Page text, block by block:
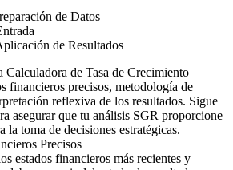
de Datos
de Resultados
de Tasa de Crecimiento
financieros precisos, metodología de
reflexiva de los resultados. Sigue
asegurar que tu análisis SGR proporcione
la toma de decisiones estratégicas.
Precisos
estados financieros más recientes y